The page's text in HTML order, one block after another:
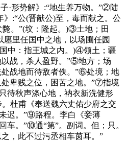
·形势解》:“地生养万物。”②陆
》:“公(晋献公)至，毒而献之。公
斃。”(坟：隆起。)③土地；田
廛里任国中之地，以场圃任园
中：指王城之内。)④领土；疆
以战，杀人盈野。”⑤地方；场
处战地而待敌者佚。”⑥处境；地
处卑贱之位，困苦之地。”⑦指境
待秋声涤心地，衲衣新洗健形
杜甫《奉送魏六丈佑少府之交
迟。”⑨路程。李白《妾薄
车。”⑩通“第”。副词。但；只。
之，此不过污丞相车茵耳。”